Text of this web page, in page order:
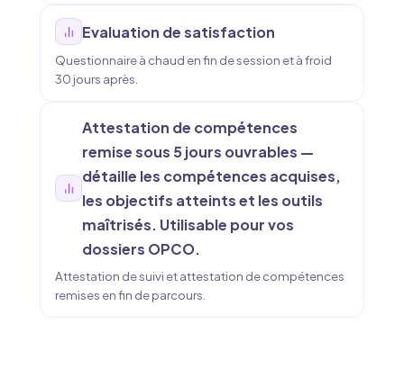
Evaluation de satisfaction
Questionnaire à chaud en fin de session et à froid
30 jours après.
Attestation de compétences
remise sous 5 jours ouvrables —
détaille les compétences acquises,
les objectifs atteints et les outils
maîtrisés. Utilisable pour vos
dossiers OPCO.
Attestation de suivi et attestation de compétences
remises en fin de parcours.